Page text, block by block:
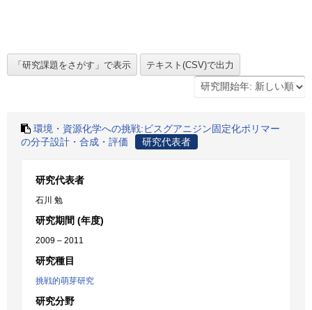
環境・資源化学への挑戦:ビスグアニジン固定化ポリマー
の分子設計・合成・評価
研究代表者
研究代表者
石川 勉
研究期間 (年度)
2009 – 2011
研究種目
挑戦的萌芽研究
研究分野